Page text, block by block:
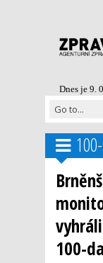
Dnes je 9.
100-